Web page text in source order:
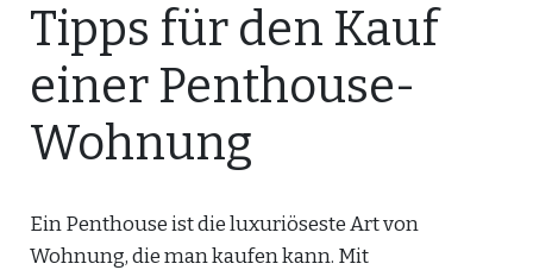
Tipps für den Kauf
einer Penthouse-
Wohnung
Ein Penthouse ist die luxuriöseste Art von
Wohnung, die man kaufen kann. Mit